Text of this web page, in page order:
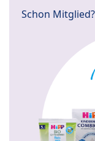
Schon Mitglied?